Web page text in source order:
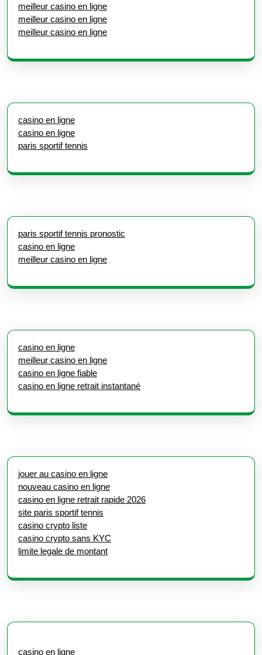
meilleur casino en ligne
meilleur casino en ligne
meilleur casino en ligne
casino en ligne
casino en ligne
paris sportif tennis
paris sportif tennis pronostic
casino en ligne
meilleur casino en ligne
casino en ligne
meilleur casino en ligne
casino en ligne fiable
casino en ligne retrait instantané
jouer au casino en ligne
nouveau casino en ligne
casino en ligne retrait rapide 2026
site paris sportif tennis
casino crypto liste
casino crypto sans KYC
limite legale de montant
casino en ligne